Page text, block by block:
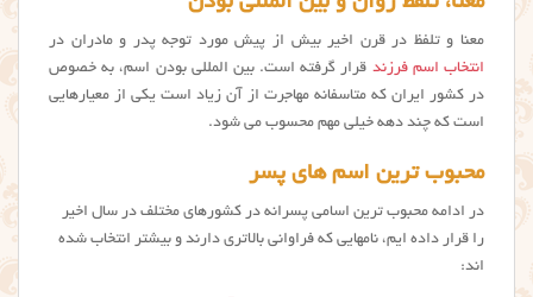
معنا و تلفظ در قرن اخیر بیش از پیش مورد توجه پدر و مادران در
انتخاب اسم فرزند قرار گرفته است. بین المللی بودن اسم، به خصوص
در کشور ایران که متاسفانه مهاجرت از آن زیاد است یکی از معیارهایی
است که چند دهه خیلی مهم محسوب می شود.
محبوب ترین اسم های پسر
در ادامه محبوب ترین اسامی پسرانه در کشورهای مختلف در سال اخیر
را قرار داده ایم، نامهایی که فراوانی بالاتری دارند و بیشتر انتخاب شده
اند: